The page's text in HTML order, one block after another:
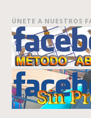
ÚNETE A NUESTROS